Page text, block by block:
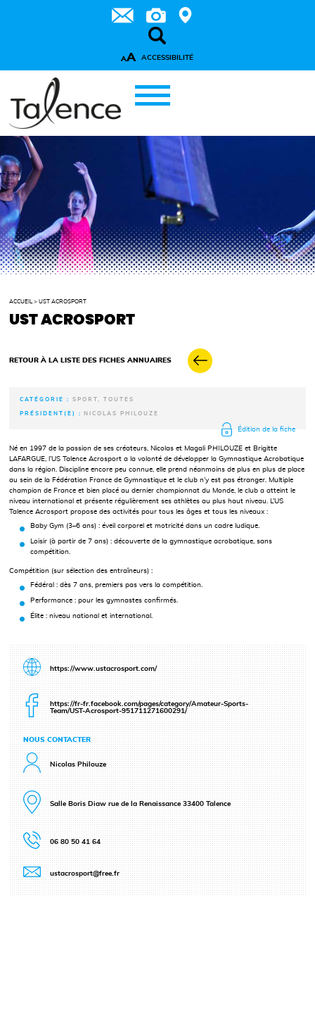
AA ACCESSIBILITÉ
ACCUEIL >UST ACROSPORT
UST ACROSPORT
RETOUR À LA LISTE DES FICHES ANNUAIRES
CATÉGORIE :SPORT, TOUTES
PRÉSIDENT(E) : NICOLAS PHILOUZE
Édition de la fiche
Né en 1997 de la passion de ses créateurs, Nicolas et Magali PHILOUZE et Brigitte
LAFARGUE, l’US Talence Acrosport a la volonté de développer la Gymnastique Acrobatique
dans la région. Discipline encore peu connue, elle prend néanmoins de plus en plus de place
au sein de la Fédération France de Gymnastique et le club n’y est pas étranger. Multiple
champion de France et bien placé au dernier championnat du Monde, le club a atteint le
niveau international et présente régulièrement ses athlètes au plus haut niveau. L’US
Talence Acrosport propose des activités pour tous les âges et tous les niveaux :
Baby Gym (3–6 ans) : éveil corporel et motricité dans un cadre ludique.
Loisir (à partir de 7 ans) : découverte de la gymnastique acrobatique, sans
compétition.
Compétition (sur sélection des entraîneurs) :
Fédéral : dès 7 ans, premiers pas vers la compétition.
Performance : pour les gymnastes confirmés.
Élite : niveau national et international.
https://www.ustacrosport.com/
https://fr-fr.facebook.com/pages/category/Amateur-Sports-
Team/UST-Acrosport-951711271600291/
NOUS CONTACTER
Nicolas Philouze
Salle Boris Diaw rue de la Renaissance 33400 Talence
06 80 50 41 64
ustacrosport@free.fr